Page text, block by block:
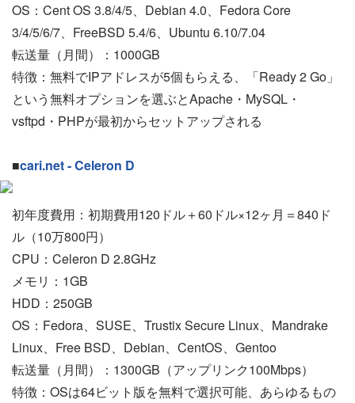
OS：Cent OS 3.8/4/5、Debian 4.0、Fedora Core
3/4/5/6/7、FreeBSD 5.4/6、Ubuntu 6.10/7.04
転送量（月間）：1000GB
特徴：無料でIPアドレスが5個もらえる、「Ready 2 Go」
という無料オプションを選ぶとApache・MySQL・
vsftpd・PHPが最初からセットアップされる
■cari.net - Celeron D
初年度費用：初期費用120ドル＋60ドル×12ヶ月＝840ド
ル（10万800円）
CPU：Celeron D 2.8GHz
メモリ：1GB
HDD：250GB
OS：Fedora、SUSE、Trustix Secure Linux、Mandrake
Linux、Free BSD、Debian、CentOS、Gentoo
転送量（月間）：1300GB（アップリンク100Mbps）
特徴：OSは64ビット版を無料で選択可能、あらゆるもの